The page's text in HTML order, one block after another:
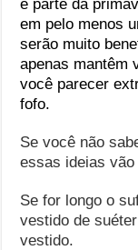
Carta
e parte da
em pelo menos
serão muito
apenas mantêm
você parecer
fofo.
Se você não
essas ideias vão
Se for longo o
vestido de
vestido.